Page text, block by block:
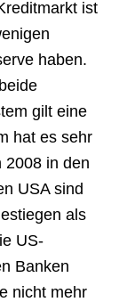
ist
haben.
gilt eine
hat es sehr
2008 in den
USA sind
als
US-
Banken
nicht mehr